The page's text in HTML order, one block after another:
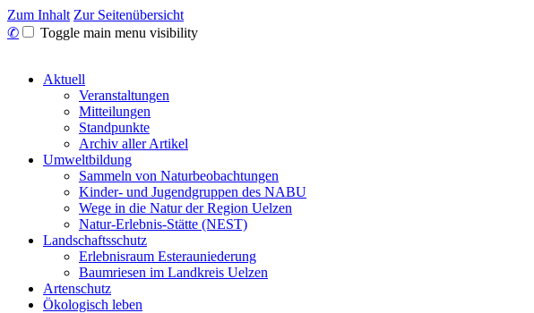
Zum Inhalt Zur Seitenübersicht
✆
Toggle main menu visibility
Aktuell
Veranstaltungen
Mitteilungen
Standpunkte
Archiv aller Artikel
Umweltbildung
Sammeln von Naturbeobachtungen
Kinder- und Jugendgruppen des NABU
Wege in die Natur der Region Uelzen
Natur-Erlebnis-Stätte (NEST)
Landschaftsschutz
Erlebnisraum Esterauniederung
Baumriesen im Landkreis Uelzen
Artenschutz
Ökologisch leben